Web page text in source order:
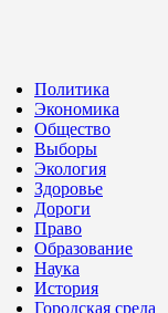
Политика
Экономика
Общество
Выборы
Экология
Здоровье
Дороги
Право
Образование
Наука
История
Городская среда